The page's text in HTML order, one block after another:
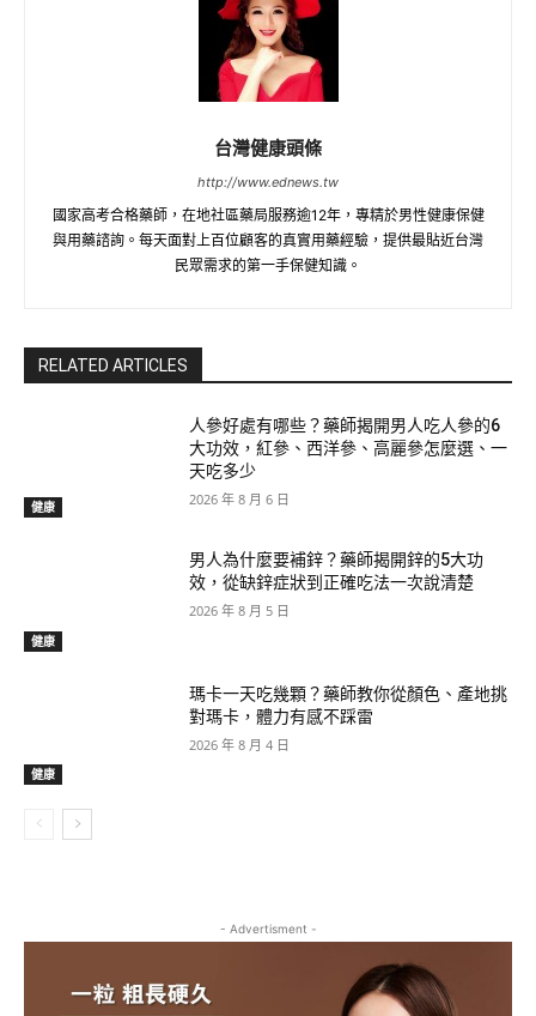
台灣健康頭條
http://www.ednews.tw
國家高考合格藥師，在地社區藥局服務逾12年，專精於男性健康保健
與用藥諮詢。每天面對上百位顧客的真實用藥經驗，提供最貼近台灣
民眾需求的第一手保健知識。
RELATED ARTICLES
健康
人參好處有哪些？藥師揭開男人吃人參的6
大功效，紅參、西洋參、高麗參怎麼選、一
天吃多少
2026 年 8 月 6 日
健康
男人為什麼要補鋅？藥師揭開鋅的5大功
效，從缺鋅症狀到正確吃法一次說清楚
2026 年 8 月 5 日
健康
瑪卡一天吃幾顆？藥師教你從顏色、產地挑
對瑪卡，體力有感不踩雷
2026 年 8 月 4 日
- Advertisment -